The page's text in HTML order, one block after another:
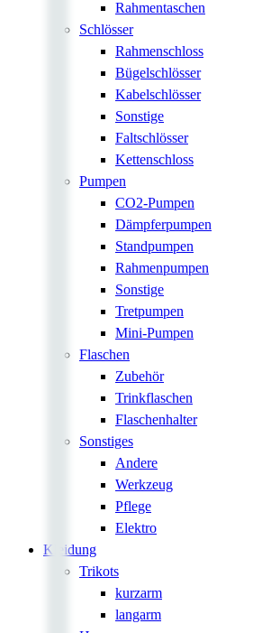
Rahmentaschen
Schlösser
Rahmenschloss
Bügelschlösser
Kabelschlösser
Sonstige
Faltschlösser
Kettenschloss
Pumpen
CO2-Pumpen
Dämpferpumpen
Standpumpen
Rahmenpumpen
Sonstige
Tretpumpen
Mini-Pumpen
Flaschen
Zubehör
Trinkflaschen
Flaschenhalter
Sonstiges
Andere
Werkzeug
Pflege
Elektro
Kleidung
Trikots
kurzarm
langarm